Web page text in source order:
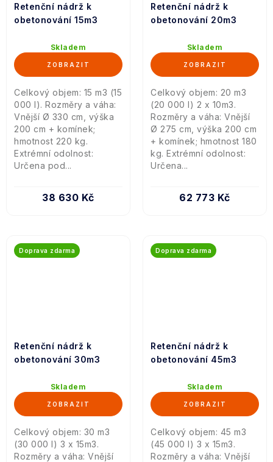
Retenční nádrž k
obetonování 15m3
Skladem
38 630 Kč
Celkový objem: 15 m3 (15
000 l). Rozměry a váha:
Vnější Ø 330 cm, výška
200 cm + komínek;
hmotnost 220 kg.
Extrémní odolnost:
Určena pod...
Retenční nádrž k
obetonování 20m3
Skladem
62 773 Kč
Celkový objem: 20 m3
(20 000 l) 2 x 10m3.
Rozměry a váha: Vnější
Ø 275 cm, výška 200 cm
+ komínek; hmotnost 180
kg. Extrémní odolnost:
Určena...
Retenční nádrž k
obetonování 30m3
Doprava zdarma
Skladem
Celkový objem: 30 m3
(30 000 l) 3 x 15m3.
Rozměry a váha: Vnější
Retenční nádrž k
obetonování 45m3
Doprava zdarma
Skladem
Celkový objem: 45 m3
(45 000 l) 3 x 15m3.
Rozměry a váha: Vnější